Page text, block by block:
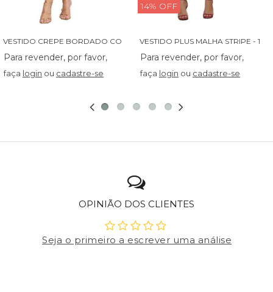
faça login ou cadastre-se
14% OFF
faça login ou cadastre-se
OPINIÃO DOS CLIENTES
Seja o primeiro a escrever uma análise